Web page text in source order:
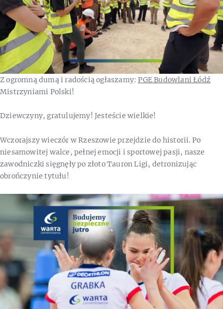
Z ogromną dumą i radością ogłaszamy:PGE Budowlani Łódź
Mistrzyniami Polski!
Dziewczyny, gratulujemy! Jesteście wielkie!
Wczorajszy wieczór w Rzeszowie przejdzie do historii. Po
niesamowitej walce, pełnej emocji i sportowej pasji, nasze
zawodniczki sięgnęły po złoto Tauron Ligi, detronizując
obrończynie tytułu!